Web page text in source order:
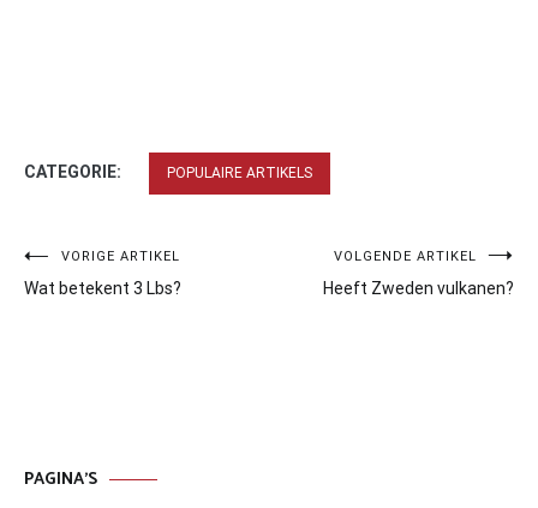
CATEGORIE: POPULAIRE ARTIKELS
Bericht
navigatie
VORIGE ARTIKEL
Wat betekent 3 Lbs?
VOLGENDE ARTIKEL
Heeft Zweden vulkanen?
PAGINA’S